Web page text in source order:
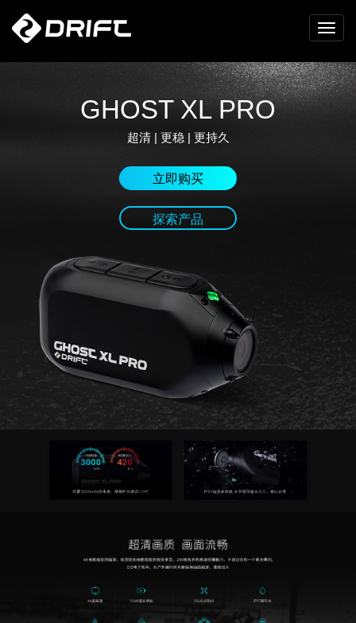
GHOST XL PRO
超清 | 更稳 | 更持久
立即购买
探索产品